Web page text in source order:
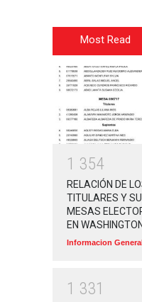
Most Read
1 354
RELACIÓN DE
TITULARES Y
MESAS
EN
Informacion
1 331